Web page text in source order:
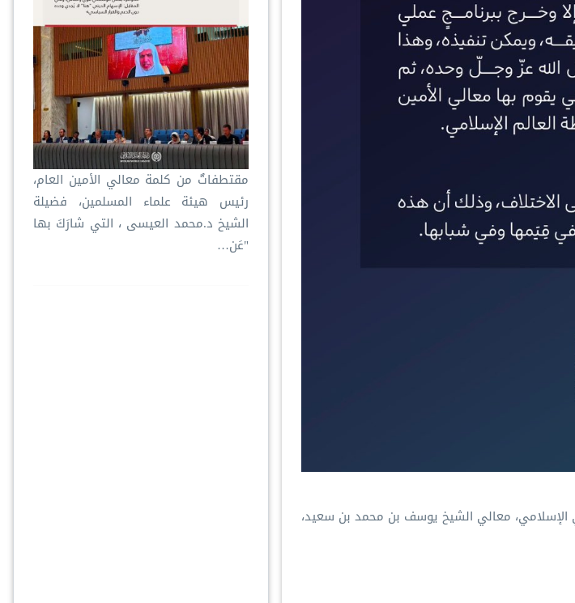
الإسلامي، معالي الشيخ يوسف بن محمد بن سعيد،
مقتطفاتٌ من كلمة معالي الأمين العام،
رئيس هيئة علماء المسلمين، فضيلة
الشيخ د.⁧‫محمد العيسى‬⁩ ‬⁩، التي شارَكَ بها
"عَن…